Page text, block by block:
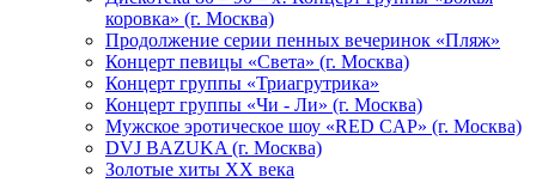
коровка» (г. Москва)
Продолжение серии пенных вечеринок «Пляж»
Концерт певицы «Света» (г. Москва)
Концерт группы «Триагрутрика»
Концерт группы «Чи - Ли» (г. Москва)
Мужское эротическое шоу «RED CAP» (г. Москва)
DVJ BAZUKA (г. Москва)
Золотые хиты XX века